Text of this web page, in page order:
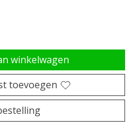
winkelwagen
toevoegen